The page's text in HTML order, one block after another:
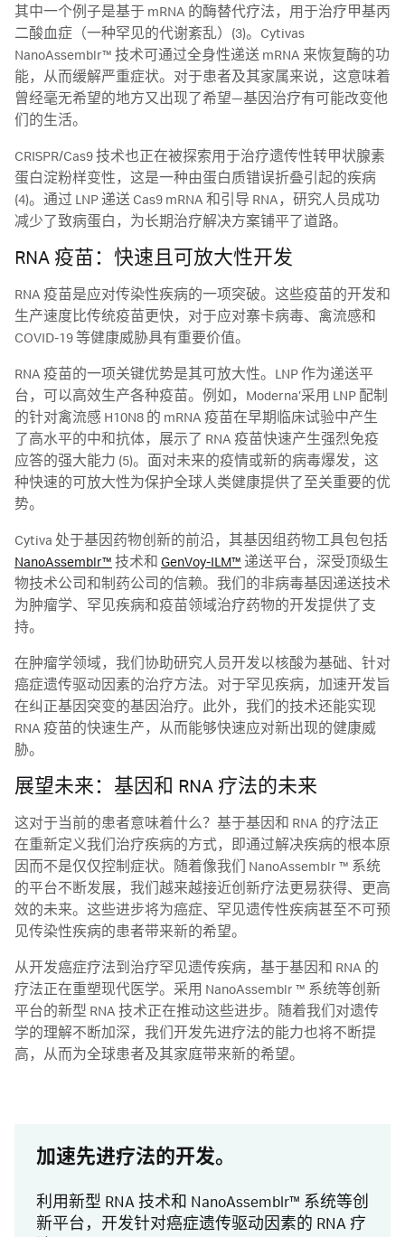
其中一个例子是基于 mRNA 的酶替代疗法，用于治疗甲基丙
二酸血症（一种罕见的代谢紊乱）(3)。Cytivas
NanoAssemblr™ 技术可通过全身性递送 mRNA 来恢复酶的功
能，从而缓解严重症状。对于患者及其家属来说，这意味着
曾经毫无希望的地方又出现了希望—基因治疗有可能改变他
们的生活。
CRISPR/Cas9 技术也正在被探索用于治疗遗传性转甲状腺素
蛋白淀粉样变性，这是一种由蛋白质错误折叠引起的疾病
(4)。通过 LNP 递送 Cas9 mRNA 和引导 RNA，研究人员成功
减少了致病蛋白，为长期治疗解决方案铺平了道路。
RNA 疫苗：快速且可放大性开发
RNA 疫苗是应对传染性疾病的一项突破。这些疫苗的开发和
生产速度比传统疫苗更快，对于应对寨卡病毒、禽流感和
COVID-19 等健康威胁具有重要价值。
RNA 疫苗的一项关键优势是其可放大性。LNP 作为递送平
台，可以高效生产各种疫苗。例如，Moderna’采用 LNP 配制
的针对禽流感 H10N8 的 mRNA 疫苗在早期临床试验中产生
了高水平的中和抗体，展示了 RNA 疫苗快速产生强烈免疫
应答的强大能力 (5)。面对未来的疫情或新的病毒爆发，这
种快速的可放大性为保护全球人类健康提供了至关重要的优
势。
Cytiva 处于基因药物创新的前沿，其基因组药物工具包包括
NanoAssemblr™ 技术和 GenVoy-ILM™ 递送平台，深受顶级生
物技术公司和制药公司的信赖。我们的非病毒基因递送技术
为肿瘤学、罕见疾病和疫苗领域治疗药物的开发提供了支
持。
在肿瘤学领域，我们协助研究人员开发以核酸为基础、针对
癌症遗传驱动因素的治疗方法。对于罕见疾病，加速开发旨
在纠正基因突变的基因治疗。此外，我们的技术还能实现
RNA 疫苗的快速生产，从而能够快速应对新出现的健康威
胁。
展望未来：基因和 RNA 疗法的未来
这对于当前的患者意味着什么？基于基因和 RNA 的疗法正
在重新定义我们治疗疾病的方式，即通过解决疾病的根本原
因而不是仅仅控制症状。随着像我们 NanoAssemblr ™ 系统
的平台不断发展，我们越来越接近创新疗法更易获得、更高
效的未来。这些进步将为癌症、罕见遗传性疾病甚至不可预
见传染性疾病的患者带来新的希望。
从开发癌症疗法到治疗罕见遗传疾病，基于基因和 RNA 的
疗法正在重塑现代医学。采用 NanoAssemblr ™ 系统等创新
平台的新型 RNA 技术正在推动这些进步。随着我们对遗传
学的理解不断加深，我们开发先进疗法的能力也将不断提
高，从而为全球患者及其家庭带来新的希望。
加速先进疗法的开发。
利用新型 RNA 技术和 NanoAssemblr™ 系统等创
新平台，开发针对癌症遗传驱动因素的 RNA 疗